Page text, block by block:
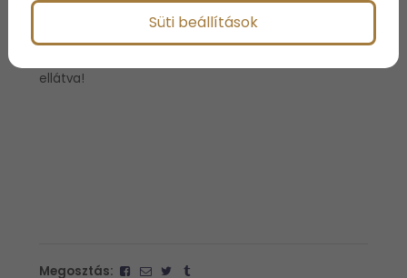
Nagyon fontos hogy figyelembe vedd, itt még
újszülött baby-nek vásárolsz ajándékot: minden
ellátva!
Megosztás:
Süti beállítások